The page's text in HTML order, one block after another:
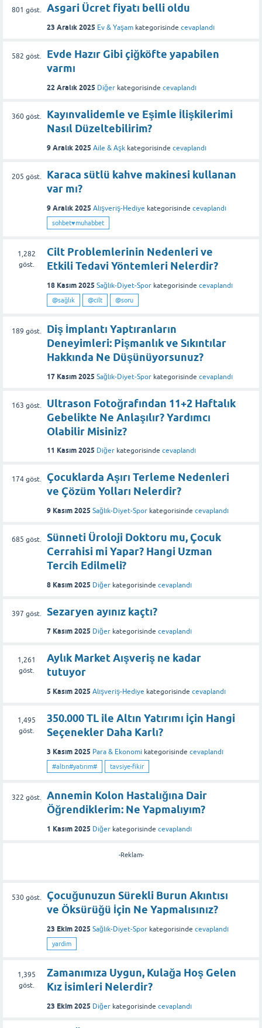
801 göst. Asgari Ücret fiyatı belli oldu
23 Aralık 2025 Ev & Yaşam kategorisinde cevaplandı
582 göst.
Evde Hazır Gibi çiğköfte yapabilen
varmı
22 Aralık 2025 Diğer kategorisinde cevaplandı
360göst.
Kayınvalidemle ve Eşimle İlişkilerimi
Nasıl Düzeltebilirim?
9 Aralık 2025 Aile & Aşk kategorisinde cevaplandı
205 göst.
Karaca sütlü kahve makinesi kullanan
var mı?
9 Aralık 2025 Alışveriş-Hediye kategorisinde cevaplandı
sohbet♥️muhabbet
1,282
göst.
Cilt Problemlerinin Nedenleri ve
Etkili Tedavi Yöntemleri Nelerdir?
18 Kasım 2025 Sağlık-Diyet-Spor kategorisinde cevaplandı
@sağlık @cilt @soru
189 göst.
Diş İmplantı Yaptıranların
Deneyimleri: Pişmanlık ve Sıkıntılar
Hakkında Ne Düşünüyorsunuz?
17 Kasım 2025 Sağlık-Diyet-Spor kategorisinde cevaplandı
163 göst.
Ultrason Fotoğrafından 11+2 Haftalık
Gebelikte Ne Anlaşılır? Yardımcı
Olabilir Misiniz?
11 Kasım 2025 Diğer kategorisinde cevaplandı
174göst.
Çocuklarda Aşırı Terleme Nedenleri
ve Çözüm Yolları Nelerdir?
9 Kasım 2025 Sağlık-Diyet-Spor kategorisinde cevaplandı
685 göst.
Sünneti Üroloji Doktoru mu, Çocuk
Cerrahisi mi Yapar? Hangi Uzman
Tercih Edilmeli?
8 Kasım 2025 Diğer kategorisinde cevaplandı
397 göst. Sezaryen ayınız kaçtı?
7 Kasım 2025 Diğer kategorisinde cevaplandı
1,261
göst.
Aylık Market Aışveriş ne kadar
tutuyor
5 Kasım 2025 Alışveriş-Hediye kategorisinde cevaplandı
1,495
göst.
350.000 TL ile Altın Yatırımı İçin Hangi
Seçenekler Daha Karlı?
3 Kasım 2025 Para & Ekonomi kategorisinde cevaplandı
#altın#yatırım# tavsiye-fikir
322 göst.
Annemin Kolon Hastalığına Dair
Öğrendiklerim: Ne Yapmalıyım?
1 Kasım 2025 Diğer kategorisinde cevaplandı
-Reklam-
530göst.
Çocuğunuzun Sürekli Burun Akıntısı
ve Öksürüğü İçin Ne Yapmalısınız?
23 Ekim 2025 Sağlık-Diyet-Spor kategorisinde cevaplandı
yardim
1,395
göst.
Zamanımıza Uygun, Kulağa Hoş Gelen
Kız İsimleri Nelerdir?
23 Ekim 2025 Diğer kategorisinde cevaplandı